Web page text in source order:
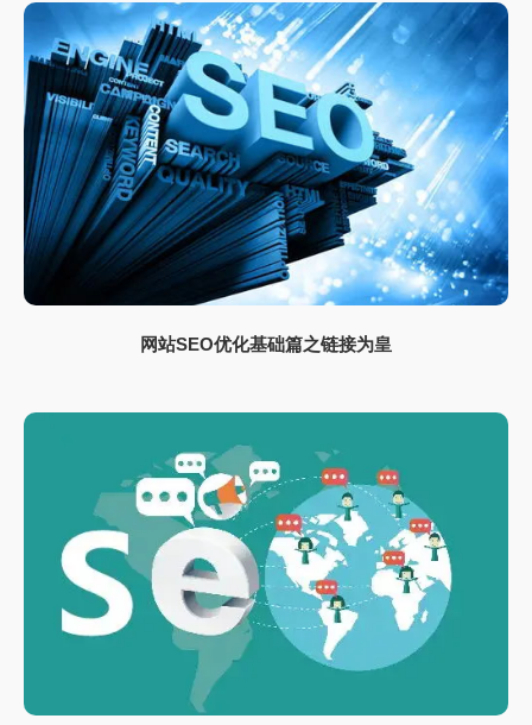
网站SEO优化基础篇之链接为皇